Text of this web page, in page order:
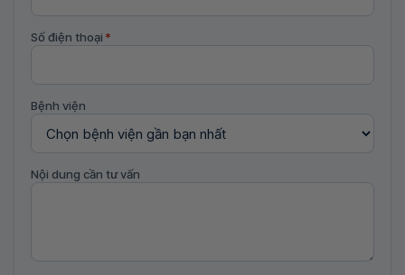
Số điện thoại *
Bệnh viện
Nội dung cần tư vấn